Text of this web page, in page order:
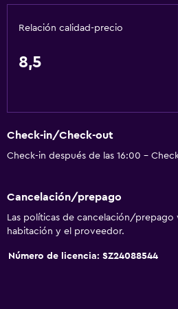
Estacionamiento accesible
Inodoro con barras de apoyo
Centro de negocios
Renta de autos
Servicio de despertador
Instalaciones para reuniones
Servicio de habitaciones
Relación calidad-precio
8,5
Check-in/Check-out
Check-in después de las 16:00 -
Cancelación/prepago
Las políticas de cancelación/prepago
habitación y el proveedor.
Número de licencia: SZ24088544